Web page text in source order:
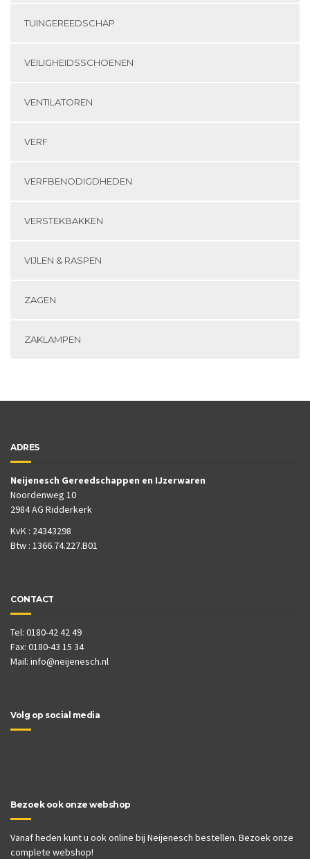
TUINGEREEDSCHAP
VEILIGHEIDSSCHOENEN
VENTILATOREN
VERF
VERFBENODIGDHEDEN
VERSTEKBAKKEN
VIJLEN & RASPEN
ZAGEN
ZAKLAMPEN
ADRES
Neijenesch Gereedschappen en IJzerwaren
Noordenweg 10
2984 AG Ridderkerk
KvK : 24343298
Btw : 1366.74.227.B01
CONTACT
Tel: 0180-42 42 49
Fax: 0180-43 15 34
Mail: info@neijenesch.nl
Volg op social media
Bezoek ook onze webshop
Vanaf heden kunt u ook online bij Neijenesch bestellen. Bezoek onze
complete webshop!